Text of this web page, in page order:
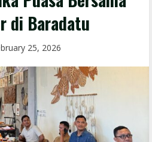
di Baradatu
25, 2026